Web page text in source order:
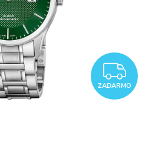
ZADARMO